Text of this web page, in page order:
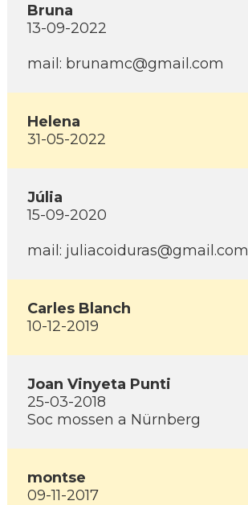
Bruna
13-09-2022
mail: brunamc@gmail.com
Helena
31-05-2022
Júlia
15-09-2020
mail: juliacoiduras@gmail.com
Carles Blanch
10-12-2019
Joan Vinyeta Punti
25-03-2018
Soc mossen a Nürnberg
montse
09-11-2017